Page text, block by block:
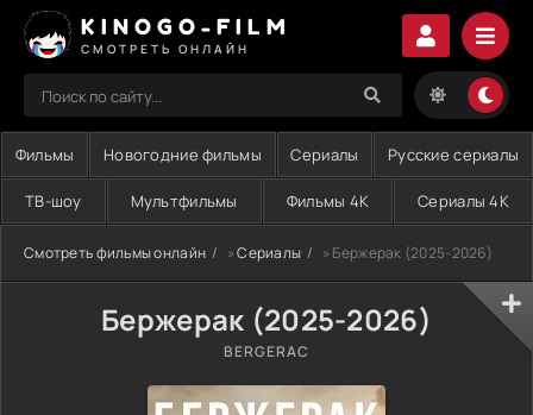
KINOGO-FILM
СМОТРЕТЬ ОНЛАЙН
Фильмы Новогодние фильмы Сериалы Русские сериалы
ТВ-шоу Мультфильмы Фильмы 4K Сериалы 4K
Смотреть фильмы онлайн »Сериалы » Бержерак (2025-2026)
Бержерак (2025-2026)
BERGERAC